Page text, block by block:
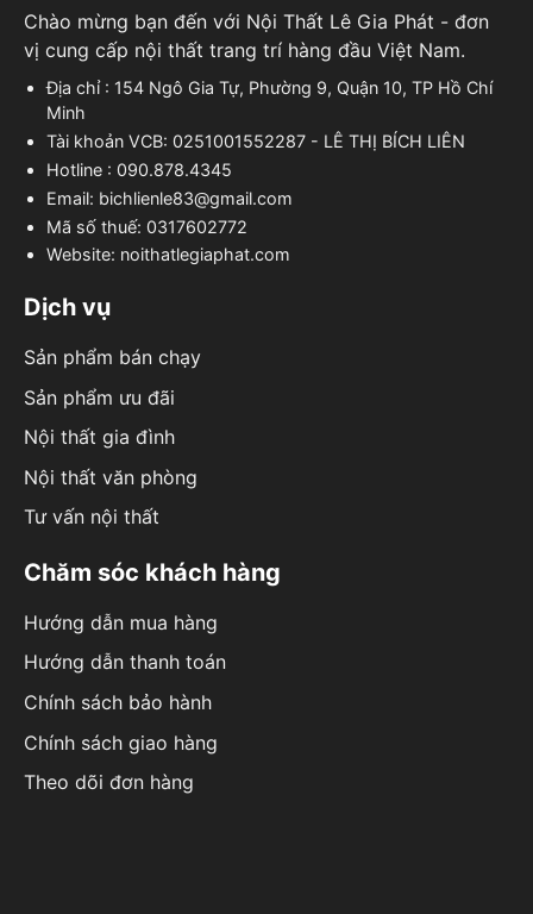
Chào mừng bạn đến với Nội Thất Lê Gia Phát - đơn
vị cung cấp nội thất trang trí hàng đầu Việt Nam.
Địa chỉ : 154 Ngô Gia Tự, Phường 9, Quận 10, TP Hồ Chí
Minh
Tài khoản VCB: 0251001552287 - LÊ THỊ BÍCH LIÊN
Hotline : 090.878.4345
Email: bichlienle83@gmail.com
Mã số thuế: 0317602772
Website: noithatlegiaphat.com
Dịch vụ
Sản phẩm bán chạy
Sản phẩm ưu đãi
Nội thất gia đình
Nội thất văn phòng
Tư vấn nội thất
Chăm sóc khách hàng
Hướng dẫn mua hàng
Hướng dẫn thanh toán
Chính sách bảo hành
Chính sách giao hàng
Theo dõi đơn hàng